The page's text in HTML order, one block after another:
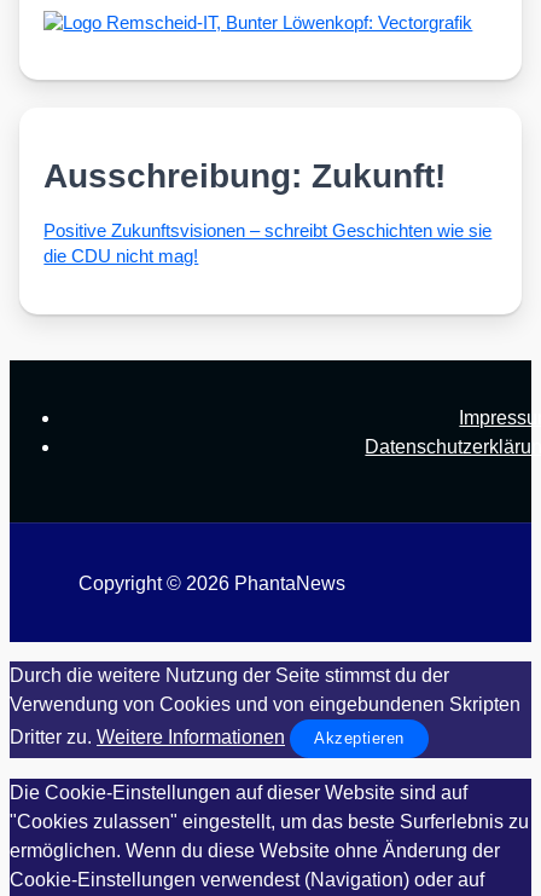
Ausschreibung: Zukunft!
Posi­ti­ve Zukunfts­vi­sio­nen – schreibt Geschich­ten wie sie
die CDU nicht mag!
Copyright © 2026 PhantaNews
Durch die weitere Nutzung der Seite stimmst du der
Verwendung von Cookies und von eingebundenen Skripten
Dritter zu. Weitere Informationen Akzeptieren
Die Cookie-Einstellungen auf dieser Website sind auf
"Cookies zulassen" eingestellt, um das beste Surferlebnis zu
ermöglichen. Wenn du diese Website ohne Änderung der
Cookie-Einstellungen verwendest (Navigation) oder auf